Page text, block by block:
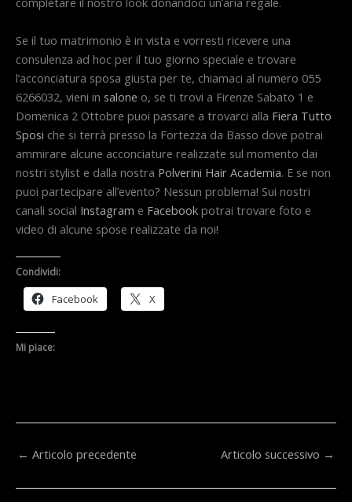
Se il tuo matrimonio è in vista e vorresti ricevere una
consulenza ad hoc per il tuo giorno speciale e trovare
l’acconciatura sposa giusta per te, chiamaci al numero 055
6266032, vieni in salone o, se ti trovi a Firenze Sabato 1 e
Domenica 2 Ottobre puoi passare a trovarci alla Fiera Tutto
Sposi che si terrà presso la Fortezza da Basso dove potrai
ammirare alcune acconciature realizzate sul momento dai
nostri stylist e dalla nostra Polverini Hair Academia. E se non
puoi partecipare all’evento? Nessun problema! Sui nostri
canali social Instagram e Facebook potrai trovare foto e
video di alcune spose realizzate da noi!
Condividi:
Facebook X
Mi piace:
← Articolo precedente Articolo successivo →